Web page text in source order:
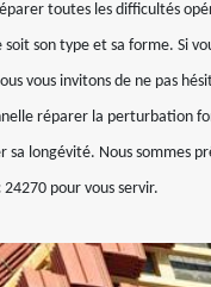
toutes les difficultés
son type et sa forme. Si
vous invitons de ne pas
réparer la perturbation
sa longévité. Nous sommes
pour vous servir.